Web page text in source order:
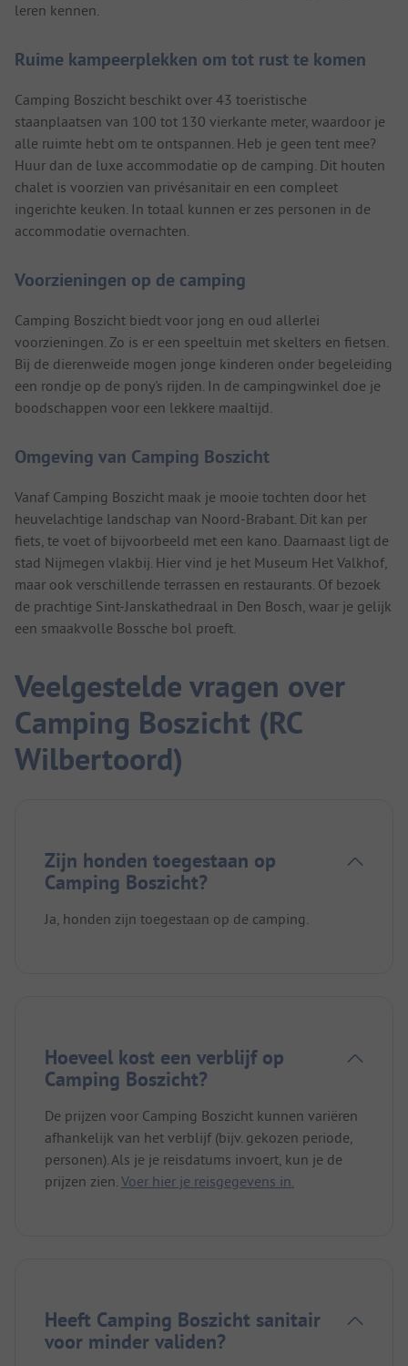
leren kennen.
Ruime kampeerplekken om tot rust te komen
Camping Boszicht beschikt over 43 toeristische
staanplaatsen van 100 tot 130 vierkante meter, waardoor je
alle ruimte hebt om te ontspannen. Heb je geen tent mee?
Huur dan de luxe accommodatie op de camping. Dit houten
chalet is voorzien van privésanitair en een compleet
ingerichte keuken. In totaal kunnen er zes personen in de
accommodatie overnachten.
Voorzieningen op de camping
Camping Boszicht biedt voor jong en oud allerlei
voorzieningen. Zo is er een speeltuin met skelters en fietsen.
Bij de dierenweide mogen jonge kinderen onder begeleiding
een rondje op de pony's rijden. In de campingwinkel doe je
boodschappen voor een lekkere maaltijd.
Omgeving van Camping Boszicht
Vanaf Camping Boszicht maak je mooie tochten door het
heuvelachtige landschap van Noord-Brabant. Dit kan per
fiets, te voet of bijvoorbeeld met een kano. Daarnaast ligt de
stad Nijmegen vlakbij. Hier vind je het Museum Het Valkhof,
maar ook verschillende terrassen en restaurants. Of bezoek
de prachtige Sint-Janskathedraal in Den Bosch, waar je gelijk
een smaakvolle Bossche bol proeft.
Veelgestelde vragen over
Camping Boszicht (RC
Wilbertoord)
Zijn honden toegestaan op
Camping Boszicht?
Ja, honden zijn toegestaan op de camping.
Hoeveel kost een verblijf op
Camping Boszicht?
De prijzen voor Camping Boszicht kunnen variëren
afhankelijk van het verblijf (bijv. gekozen periode,
personen). Als je je reisdatums invoert, kun je de
prijzen zien. Voer hier je reisgegevens in.
Heeft Camping Boszicht sanitair
voor minder validen?